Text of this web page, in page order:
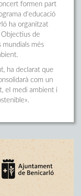
formen part
d'educació
ha organitzat
de
mundials més
ha declarat que
com un
el medi ambient i